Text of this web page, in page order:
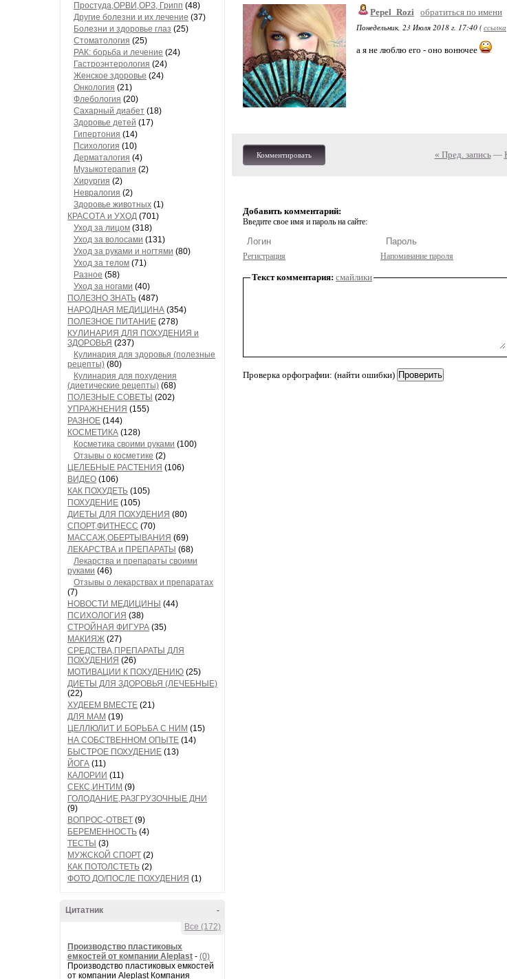
Простуда,ОРВИ,ОРЗ, Грипп (48)
Другие болезни и их лечение (37)
Болезни и здоровье глаз (25)
Стоматология (25)
РАК: борьба и лечение (24)
Гастроэнтерология (24)
Женское здоровье (24)
Онкология (21)
Флебология (20)
Сахарный диабет (18)
Здоровье детей (17)
Гипертония (14)
Психология (10)
Дерматалогия (4)
Музыкотерапия (2)
Хирургия (2)
Невралогия (2)
Здоровье животных (1)
КРАСОТА и УХОД (701)
Уход за лицом (318)
Уход за волосами (131)
Уход за руками и ногтями (80)
Уход за телом (71)
Разное (58)
Уход за ногами (40)
ПОЛЕЗНО ЗНАТЬ (487)
НАРОДНАЯ МЕДИЦИНА (354)
ПОЛЕЗНОЕ ПИТАНИЕ (278)
КУЛИНАРИЯ ДЛЯ ПОХУДЕНИЯ и
ЗДОРОВЬЯ (237)
Кулинария для здоровья (полезные
рецепты) (80)
Кулинария для похудения
(диетические рецепты) (68)
ПОЛЕЗНЫЕ СОВЕТЫ (202)
УПРАЖНЕНИЯ (155)
РАЗНОЕ (144)
КОСМЕТИКА (128)
Косметика своими руками (100)
Отзывы о косметике (2)
ЦЕЛЕБНЫЕ РАСТЕНИЯ (106)
ВИДЕО (106)
КАК ПОХУДЕТЬ (105)
ПОХУДЕНИЕ (105)
ДИЕТЫ ДЛЯ ПОХУДЕНИЯ (80)
СПОРТ,ФИТНЕСС (70)
МАССАЖ,ОБЕРТЫВАНИЯ (69)
ЛЕКАРСТВА и ПРЕПАРАТЫ (68)
Лекарства и препараты своими
руками (46)
Отзывы о лекарствах и препаратах
(7)
НОВОСТИ МЕДИЦИНЫ (44)
ПСИХОЛОГИЯ (38)
СТРОЙНАЯ ФИГУРА (35)
МАКИЯЖ (27)
СРЕДСТВА,ПРЕПАРАТЫ ДЛЯ
ПОХУДЕНИЯ (26)
МОТИВАЦИИ К ПОХУДЕНИЮ (25)
ДИЕТЫ ДЛЯ ЗДОРОВЬЯ (ЛЕЧЕБНЫЕ)
(22)
ХУДЕЕМ ВМЕСТЕ (21)
ДЛЯ МАМ (19)
ЦЕЛЛЮЛИТ И БОРЬБА С НИМ (15)
НА СОБСТВЕННОМ ОПЫТЕ (14)
БЫСТРОЕ ПОХУДЕНИЕ (13)
ЙОГА (11)
КАЛОРИИ (11)
СЕКС,ИНТИМ (9)
ГОЛОДАНИЕ,РАЗГРУЗОЧНЫЕ ДНИ
(9)
ВОПРОС-ОТВЕТ (9)
БЕРЕМЕННОСТЬ (4)
ТЕСТЫ (3)
МУЖСКОЙ СПОРТ (2)
КАК ПОТОЛСТЕТЬ (2)
ФОТО ДО/ПОСЛЕ ПОХУДЕНИЯ (1)
-
Цитатник
Все (172)
Производство пластиковых
емкостей от компании Aleplast - (0)
Производство пластиковых емкостей
от компании Aleplast Компания
Pepel_Rozi обратиться по имени
Понедельник, 23 Июля 2018 г. 17:40 (ссылка
а я не люблю его - оно вонючее
Комментировать « Пред. запись—
Добавить комментарий:
Введите свое имя и пароль на сайте:
Регистрация Напоминание пароля
Текст комментария: смайлики
Проверка орфографии: (найти ошибки)